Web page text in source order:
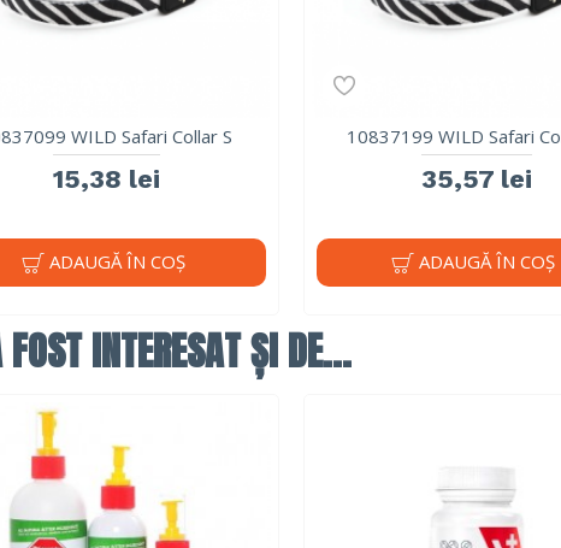
WILD Safari Collar S
15,38 lei
ADAUGĂ ÎN COŞ
10837199 WILD Safari
35,57 lei
ADAUGĂ ÎN COŞ
INTERESAT ȘI DE...